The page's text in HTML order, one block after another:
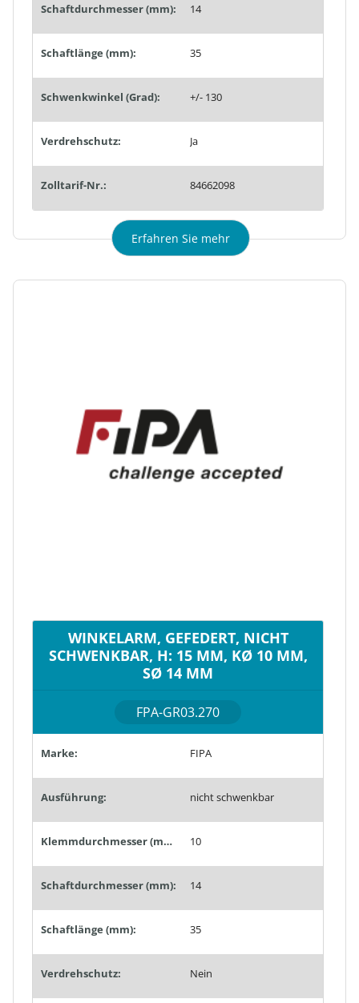
Schaftdurchmesser (mm): 14
Schaftlänge (mm): 35
Schwenkwinkel (Grad): +/- 130
Verdrehschutz: Ja
Zolltarif-Nr.: 84662098
Erfahren Sie mehr
WINKELARM, GEFEDERT, NICHT
SCHWENKBAR, H: 15 MM, KØ 10 MM,
SØ 14 MM
FPA-GR03.270
Marke: FIPA
Ausführung: nicht schwenkbar
Klemmdurchmesser (mm): 10
Schaftdurchmesser (mm): 14
Schaftlänge (mm): 35
Verdrehschutz: Nein